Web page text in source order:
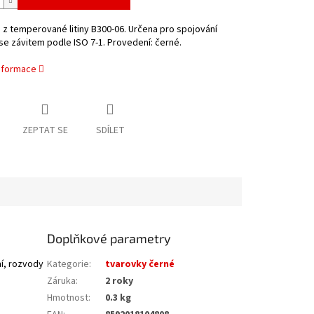
temperované litiny B300-06. Určena pro spojování
závitem podle ISO 7-1. Provedení: černé.
ZEPTAT SE SDÍLET
rozvody
Doplňkové parametry
Kategorie:
tvarovky černé
Záruka:
2 roky
Hmotnost:
0.3 kg